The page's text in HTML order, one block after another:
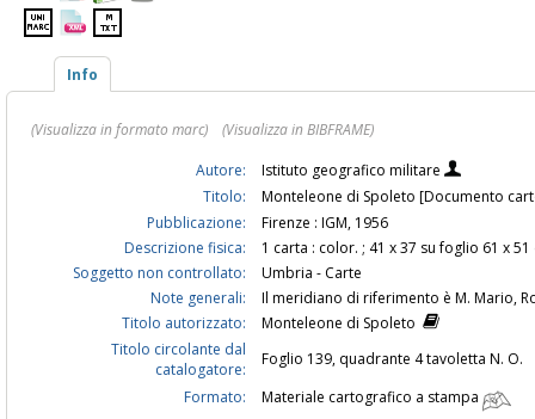
Info
(Visualizza in formato marc)
(Visualizza in BIBFRAME)
Autore:
Istituto geografico militare
Titolo:
Monteleone di Spoleto [Documento
Pubblicazione:
Firenze : IGM, 1956
Descrizione fisica:
1 carta : color. ; 41 x 37 su foglio 61 x 51
Soggetto non controllato:
Umbria - Carte
Note generali:
Il meridiano di riferimento è M. Mario,
Titolo autorizzato:
Monteleone di Spoleto
Titolo circolante dal
catalogatore:
Foglio 139, quadrante 4 tavoletta N. O.
Formato:
Materiale cartografico a stampa